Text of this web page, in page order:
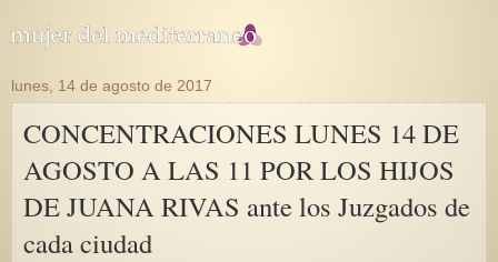
lunes, 14 de agosto de 2017
CONCENTRACIONES LUNES 14 DE
AGOSTO A LAS 11 POR LOS HIJOS
DE JUANA RIVAS ante los Juzgados de
cada ciudad